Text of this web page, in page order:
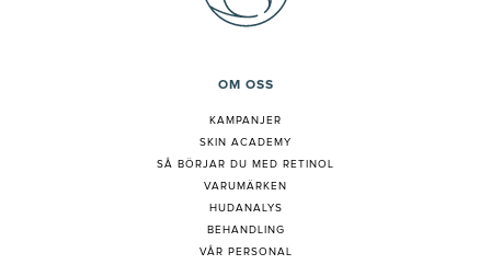
OM OSS
KAMPANJER
SKIN ACADEMY
SÅ BÖRJAR DU MED RETINOL
VARUMÄRKEN
HUDANALYS
BEHANDLING
VÅR PERSONAL